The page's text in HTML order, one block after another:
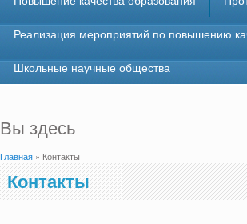
Реализация мероприятий по повышению
Школьные научные общества
Вы здесь
Главная » Контакты
Контакты